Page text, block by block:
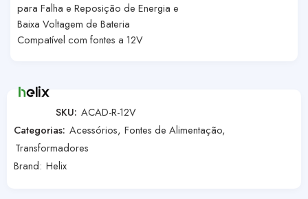
para Falha e Reposição de Energia e
Baixa Voltagem de Bateria
Compatível com fontes a 12V
SKU: ACAD-R-12V
Categorias: Acessórios, Fontes de Alimentação,
Transformadores
Brand: Helix